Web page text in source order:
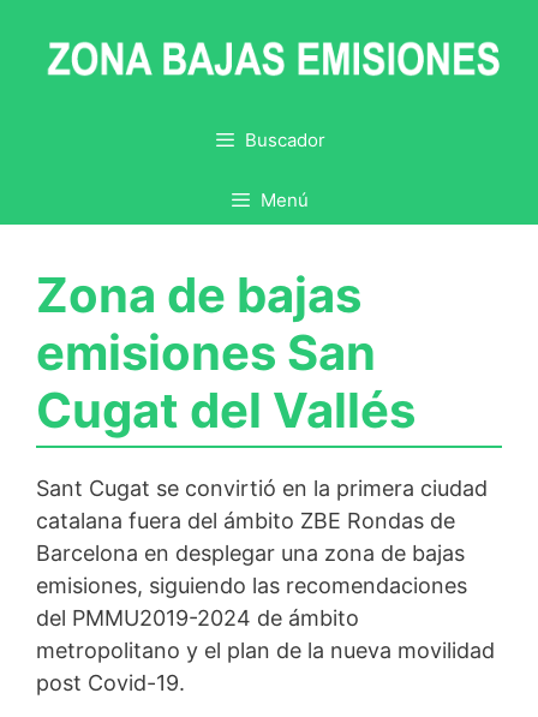
contenido
Buscador
Menú
Zona de bajas
emisiones San
Cugat del Vallés
Sant Cugat se convirtió en la primera ciudad
catalana fuera del ámbito ZBE Rondas de
Barcelona en desplegar una zona de bajas
emisiones, siguiendo las recomendaciones
del PMMU2019-2024 de ámbito
metropolitano y el plan de la nueva movilidad
post Covid-19.